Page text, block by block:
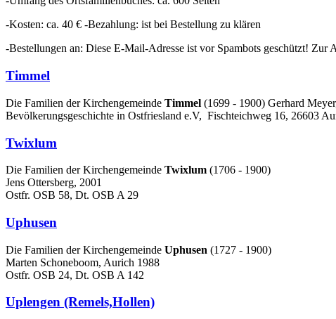
-Kosten: ca. 40 € -Bezahlung: ist bei Bestellung zu klären
-Bestellungen an: Diese E-Mail-Adresse ist vor Spambots geschützt! Zur
Timmel
Die Familien der Kirchengemeinde Timmel (1699 - 1900) Gerhard
Bevölkerungsgeschichte in Ostfriesland e.V, Fischteichweg 16, 26603
Twixlum
Die Familien der Kirchengemeinde Twixlum (1706 - 1900)
Jens Ottersberg, 2001
Ostfr. OSB 58, Dt. OSB A 29
Uphusen
Die Familien der Kirchengemeinde Uphusen (1727 - 1900)
Marten Schoneboom, Aurich 1988
Ostfr. OSB 24, Dt. OSB A 142
Uplengen (Remels,Hollen)